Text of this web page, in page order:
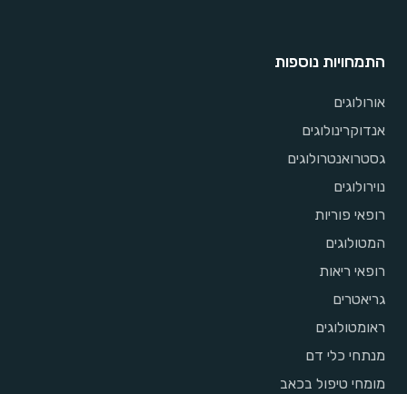
התמחויות נוספות
אורולוגים
אנדוקרינולוגים
גסטרואנטרולוגים
נוירולוגים
רופאי פוריות
המטולוגים
רופאי ריאות
גריאטרים
ראומטולוגים
מנתחי כלי דם
מומחי טיפול בכאב